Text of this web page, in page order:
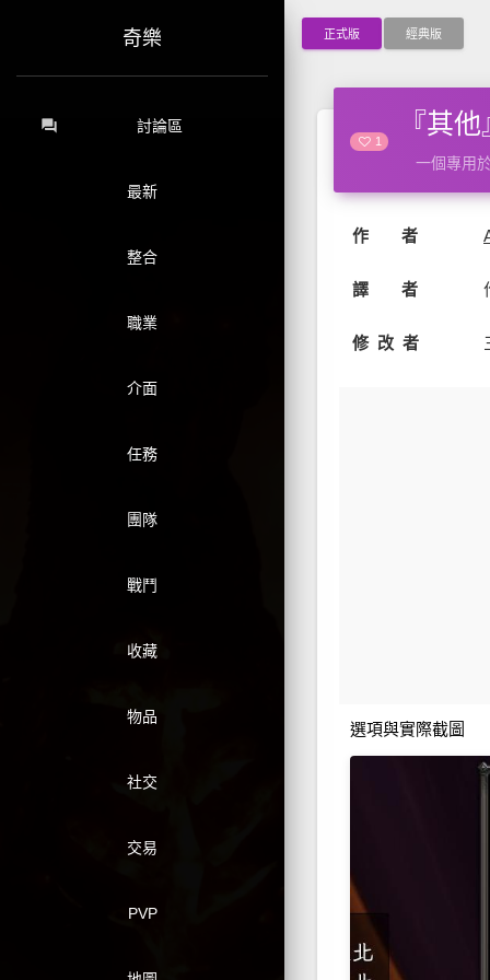
奇樂
forum 討論區
最新
整合
職業
介面
任務
團隊
戰鬥
收藏
物品
社交
交易
PVP
正式版 經典版
1
『其
一個專用
作 者
譯 者
修 改 者
選項與實際截圖